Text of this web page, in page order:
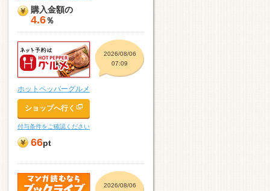
購入金額の
4.6％
2026/08/06
07:09
ホットペッパーグルメ
ショップへ行く
付与条件をご確認ください
66pt
2026/08/06